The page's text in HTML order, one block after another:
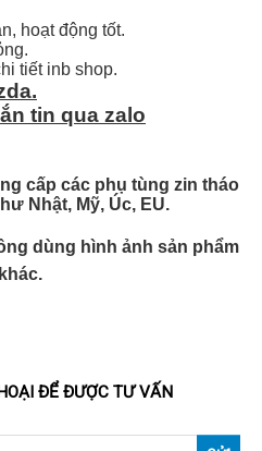
hoạt động tốt.
tiết inb shop.
tin qua zalo
cấp các phụ tùng zin tháo
Nhật, Mỹ, Úc, EU.
dùng hình ảnh sản phẩm
ĐỂ ĐƯỢC TƯ VẤN